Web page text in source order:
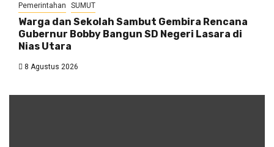
Pemerintahan SUMUT
Warga dan Sekolah Sambut Gembira Rencana
Gubernur Bobby Bangun SD Negeri Lasara di
Nias Utara
8 Agustus 2026